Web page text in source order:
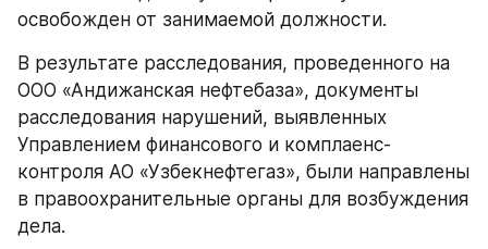
освобожден от занимаемой должности.
В результате расследования, проведенного на
ООО «Андижанская нефтебаза», документы
расследования нарушений, выявленных
Управлением финансового и комплаенс-
контроля АО «Узбекнефтегаз», были направлены
в правоохранительные органы для возбуждения
дела.